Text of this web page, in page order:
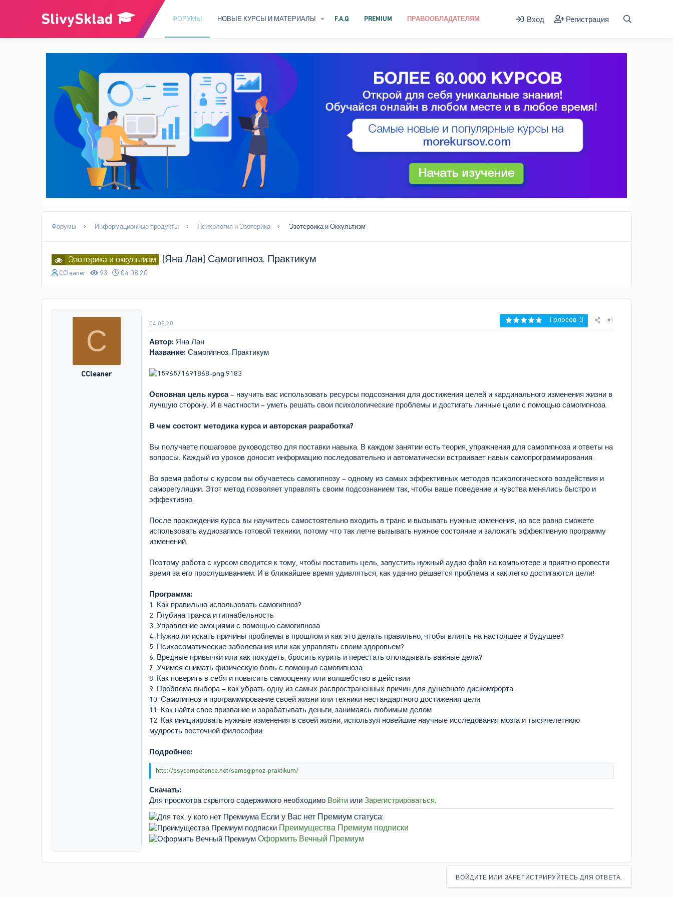
ФОРУМЫ НОВЫЕ КУРСЫ И МАТЕРИАЛЫ F.A.Q PREMIUM ПРАВООБЛАДАТЕЛЯМ Вход Регистрация
Форумы Информационные продукты Психология и Эзотерика Эзотероика и Оккультизм
Эзотерика и оккультизм [Яна Лан] Самогипноз. Практикум
А
о
р
CCleaner 93
Д
а
н
а
04.08.20
C
CCleaner
04.08.20 Голосов: 0 #1
Автор: Яна Лан
Название: Самогипноз. Практикум
Основная цель курса– научить вас использовать ресурсы подсознания для достижения целей и кардинального изменения жизни в
лучшую сторону. И в частности – уметь решать свои психологические проблемы и достигать личные цели с помощью самогипноза.
В чем состоит методика курса и авторская разработка?
Вы получаете пошаговое руководство для поставки навыка. В каждом занятии есть теория, упражнения для самогипноза и ответы на
вопросы. Каждый из уроков доносит информацию последовательно и автоматически встраивает навык самопрограммирования.
Во время работы с курсом вы обучаетесь самогипнозу – одному из самых эффективных методов психологического воздействия и
саморегуляции. Этот метод позволяет управлять своим подсознанием так, чтобы ваше поведение и чувства менялись быстро и
эффективно.
После прохождения курса вы научитесь самостоятельно входить в транс и вызывать нужные изменения, но все равно сможете
использовать аудиозапись готовой техники, потому что так легче вызывать нужное состояние и заложить эффективную программу
изменений.
Поэтому работа с курсом сводится к тому, чтобы поставить цель, запустить нужный аудио файл на компьютере и приятно провести
время за его прослушиванием. И в ближайшее время удивляться, как удачно решается проблема и как легко достигаются цели!
Программа:
1. Как правильно использовать самогипноз?
2. Глубина транса и гипнабельность
3. Управление эмоциями с помощью самогипноза
4. Нужно ли искать причины проблемы в прошлом и как это делать правильно, чтобы влиять на настоящее и будущее?
5. Психосоматические заболевания или как управлять своим здоровьем?
6. Вредные привычки или как похудеть, бросить курить и перестать откладывать важные дела?
7. Учимся снимать физическую боль с помощью самогипноза
8. Как поверить в себя и повысить самооценку или волшебство в действии
9. Проблема выбора – как убрать одну из самых распространенных причин для душевного дискомфорта
10. Самогипноз и программирование своей жизни или техники нестандартного достижения цели
11. Как найти свое призвание и зарабатывать деньги, занимаясь любимым делом
12. Как инициировать нужные изменения в своей жизни, используя новейшие научные исследования мозга и тысячелетнюю
мудрость восточной философии
Подробнее:
http://psycompetence.net/samogipnoz-praktikum/
Скачать:
Для просмотра скрытого содержимого необходимо Войти или Зарегистрироваться
Если у Вас нет Премиум статуса:
Преимущества Премиум подписки
Оформить Вечный Премиум
ВОЙДИТЕ ИЛИ ЗАРЕГИСТРИРУЙТЕСЬ ДЛЯ ОТВЕТА.